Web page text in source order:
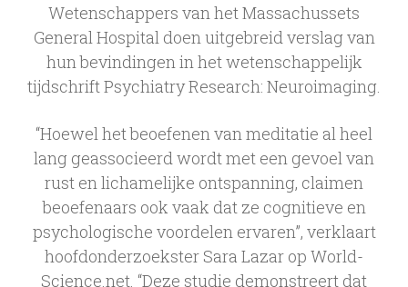
Wetenschappers van het Massachussets
General Hospital doen uitgebreid verslag van
hun bevindingen in het wetenschappelijk
tijdschrift Psychiatry Research: Neuroimaging.
“Hoewel het beoefenen van meditatie al heel
lang geassocieerd wordt met een gevoel van
rust en lichamelijke ontspanning, claimen
beoefenaars ook vaak dat ze cognitieve en
psychologische voordelen ervaren”, verklaart
hoofdonderzoekster Sara Lazar op World-
Science.net. “Deze studie demonstreert dat